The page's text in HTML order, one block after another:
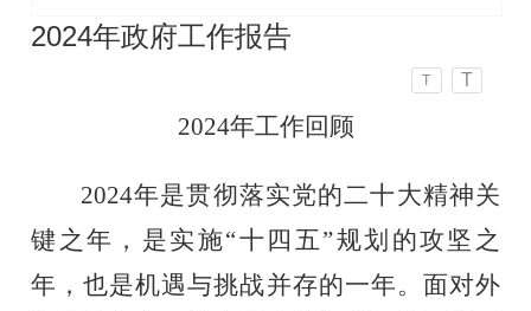
2024年政府工作报告
T T
2024年工作回顾
2024年是贯彻落实党的二十大精神关
键之年，是实施“十四五”规划的攻坚之
年，也是机遇与挑战并存的一年。面对外